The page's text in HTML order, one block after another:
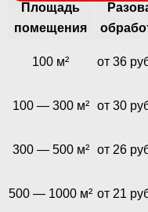
Площадь
помещения
100 м² от 36
100 — 300 м² от 30
300 — 500 м² от 26
500 — 1000 м² от 21